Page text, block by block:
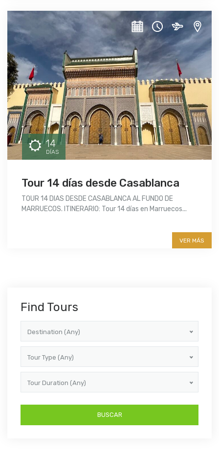
14
DÍAS
Tour 14 días desde Casablanca
TOUR 14 DIAS DESDE CASABLANCA AL FUNDO DE
MARRUECOS. ITINERARIO: Tour 14 días en Marruecos...
VER MÁS
Find Tours
Destination (Any)
Tour Type (Any)
Tour Duration (Any)